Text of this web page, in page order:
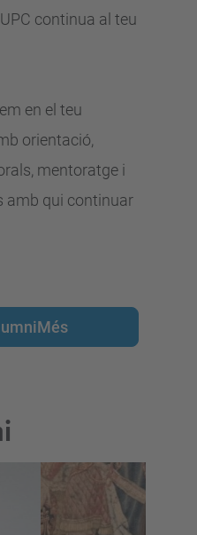
continua al teu
en el teu
orientació,
mentoratge i
amb qui continuar